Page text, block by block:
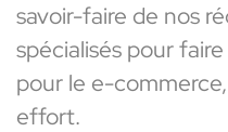
savoir-faire de nos
spécialisés pour
pour le e-
effort.